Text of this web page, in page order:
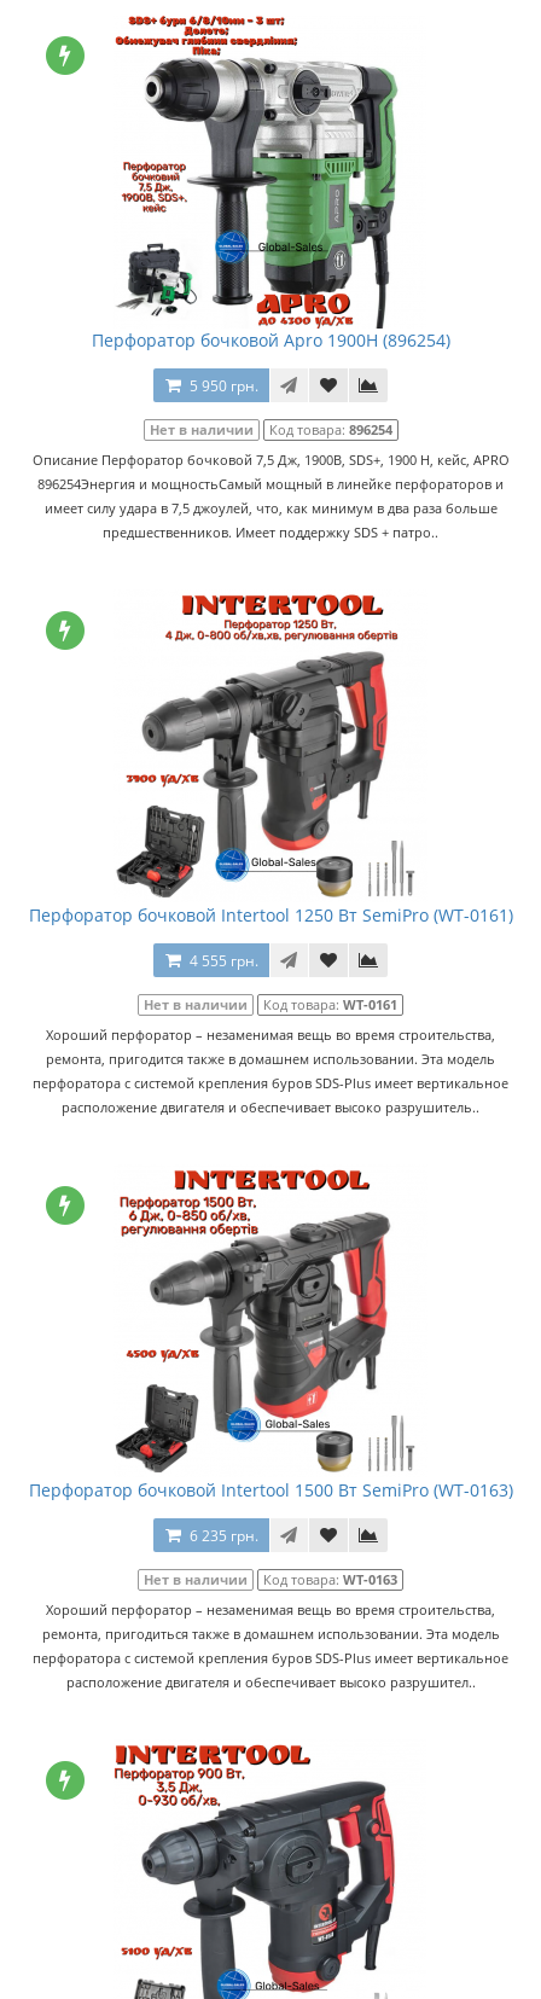
Перфоратор бочковой Apro 1900H (896254)
5 950 грн.
Нет в наличии Код товара: 896254
Описание Перфоратор бочковой 7,5 Дж, 1900В, SDS+, 1900 H, кейс, APRO
896254Энергия и мощностьСамый мощный в линейке перфораторов и
имеет силу удара в 7,5 джоулей, что, как минимум в два раза больше
предшественников. Имеет поддержку SDS + патро..
Перфоратор бочковой Intertool 1250 Вт SemiPro (WT-0161)
4 555 грн.
Нет в наличии Код товара: WT-0161
Хороший перфоратор – незаменимая вещь во время строительства,
ремонта, пригодится также в домашнем использовании. Эта модель
перфоратора с системой крепления буров SDS-Plus имеет вертикальное
расположение двигателя и обеспечивает высоко разрушитель..
Перфоратор бочковой Intertool 1500 Вт SemiPro (WT-0163)
6 235 грн.
Нет в наличии Код товара: WT-0163
Хороший перфоратор – незаменимая вещь во время строительства,
ремонта, пригодиться также в домашнем использовании. Эта модель
перфоратора с системой крепления буров SDS-Plus имеет вертикальное
расположение двигателя и обеспечивает высоко разрушител..